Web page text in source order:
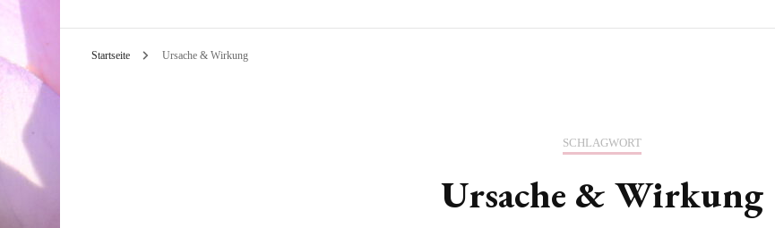
Startseite Ursache & Wirkung
SCHLAGWORT
Ursache & Wirkung